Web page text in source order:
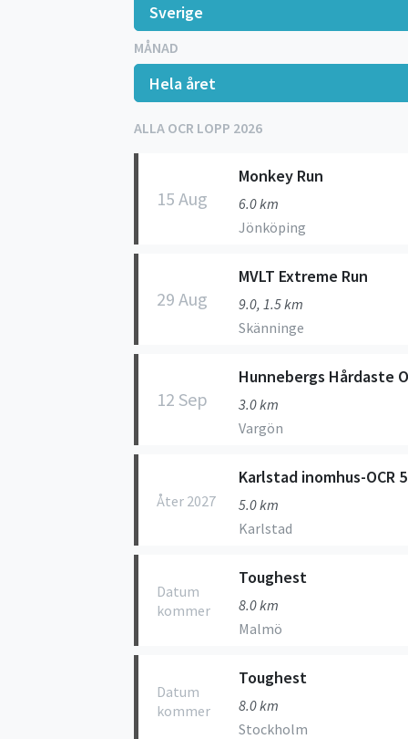
MÅNAD
ALLA OCR LOPP 2026
15 Aug
Monkey Run
6.0 km
Jönköping
29 Aug
MVLT Extreme Run
9.0, 1.5 km
Skänninge
12 Sep
Hunnebergs Hårdaste
3.0 km
Vargön
Åter 2027
Karlstad inomhus-OCR
5.0 km
Karlstad
Datum
kommer
Toughest
8.0 km
Malmö
Datum
kommer
Toughest
8.0 km
Stockholm